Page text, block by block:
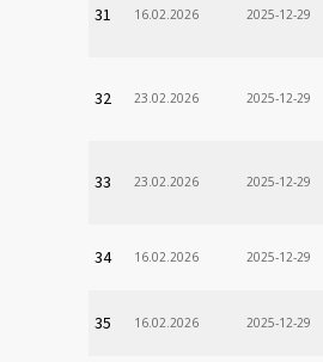
31 16.02.2026 2025-12-29
32 23.02.2026 2025-12-29
33 23.02.2026 2025-12-29
34 16.02.2026 2025-12-29
35 16.02.2026 2025-12-29